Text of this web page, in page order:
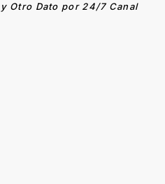
Otro Dato por 24/7 Canal